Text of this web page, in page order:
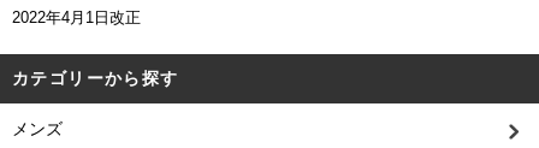
2022年4月1日改正
カテゴリーから探す
メンズ